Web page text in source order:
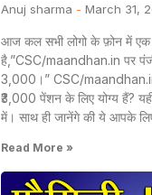
Anuj sharma March 31,
आज कल सभी लोगो के फ़ोन में
है,”CSC/maandhan.in पर
3,000।” CSC/
₹3,000 पेंशन के लिए योग्य हैं?
में। साथ ही जानेंगे की ये आपके
Read More »